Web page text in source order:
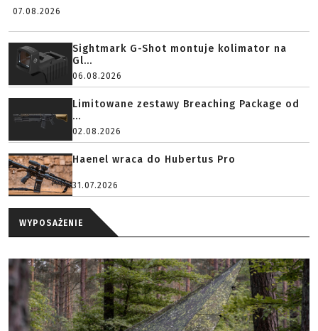
07.08.2026
Sightmark G-Shot montuje kolimator na
Gl...
06.08.2026
Limitowane zestawy Breaching Package od
...
02.08.2026
Haenel wraca do Hubertus Pro
31.07.2026
WYPOSAŻENIE